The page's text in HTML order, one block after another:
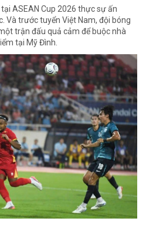
ASEAN Cup 2026 thực sự ấn
Và trước tuyển Việt Nam, đội bóng
trận đấu quả cảm để buộc nhà
tại Mỹ Đình.